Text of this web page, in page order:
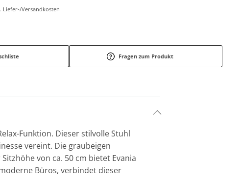
Liefer-/Versandkosten
Fragen zum Produkt
Funktion. Dieser stilvolle Stuhl
vereint. Die graubeigen
von ca. 50 cm bietet Evania
Büros, verbindet dieser